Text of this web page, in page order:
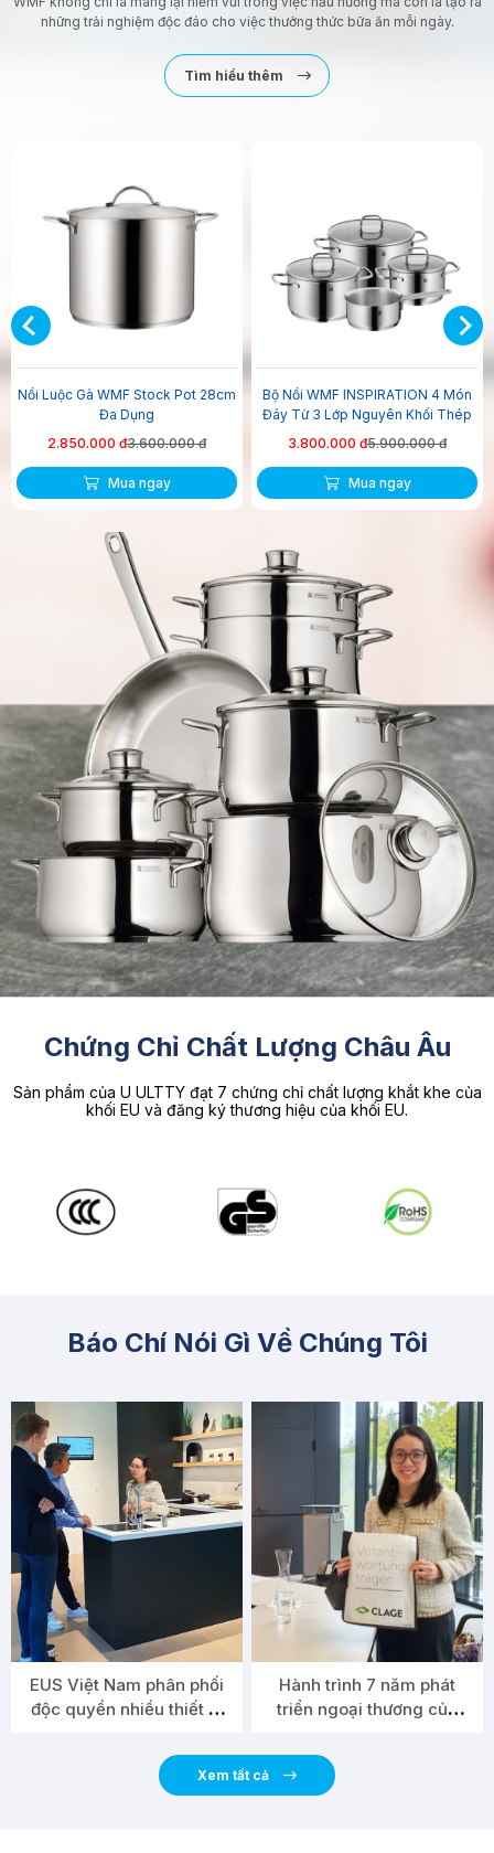
những trải nghiệm độc đáo cho việc thưởng thức bữa ăn mỗi ngày.
Tìm hiểu thêm
Nồi Luộc Gà WMF Stock Pot 28cm
Đa Dụng
2.850.000 đ3.600.000 đ
Mua ngay
Bộ Nồi WMF INSPIRATION 4 Món
Đáy Từ 3 Lớp Nguyên Khối Thép
Không Gỉ Cromargan Size
3.800.000 đ5.900.000 đ
Mua ngay
Chứng Chỉ Chất Lượng Châu Âu
Sản phẩm của U ULTTY đạt 7 chứng chỉ chất lượng khắt khe của
khối EU và đăng ký thương hiệu của khối EU.
Báo Chí Nói Gì Về Chúng Tôi
EUS Việt Nam phân phối
độc quyền nhiều thiết bị
Hành trình 7 năm phát
triển ngoại thương của
Xem tất cả